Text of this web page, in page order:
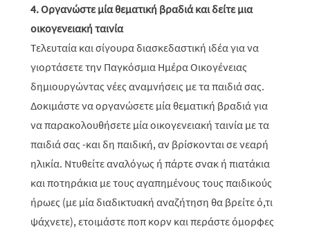
4. Οργανώστε μία θεματική βραδιά και δείτε μια
οικογενειακή ταινία
Τελευταία και σίγουρα διασκεδαστική ιδέα για να
γιορτάσετε την Παγκόσμια Ημέρα Οικογένειας
δημιουργώντας νέες αναμνήσεις με τα παιδιά σας.
Δοκιμάστε να οργανώσετε μία θεματική βραδιά για
να παρακολουθήσετε μία οικογενειακή ταινία με τα
παιδιά σας -και δη παιδική, αν βρίσκονται σε νεαρή
ηλικία. Ντυθείτε αναλόγως ή πάρτε σνακ ή πιατάκια
και ποτηράκια με τους αγαπημένους τους παιδικούς
ήρωες (με μία διαδικτυακή αναζήτηση θα βρείτε ό,τι
ψάχνετε), ετοιμάστε ποπ κορν και περάστε όμορφες